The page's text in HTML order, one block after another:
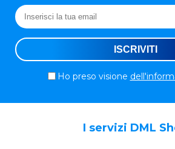
Ho preso visione
I servizi DML